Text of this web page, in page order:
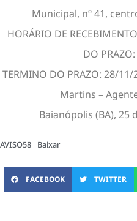
Municipal, nº 41,
HORÁRIO DE
DO
TERMINO DO PRAZO: 28/
Martins –
Baianópolis (BA), 25
AVISO58 Baixar
FACEBOOK TWITTER